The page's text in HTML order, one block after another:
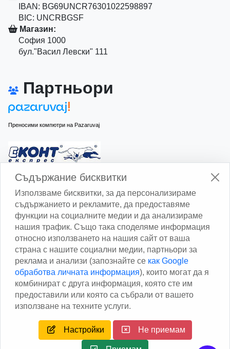
IBAN: BG69UNCR76301022598897
BIC: UNCRBGSF
Магазин:
София 1000
бул."Васил Левски" 111
Партньори
Преносими компютри на Pazaruvaj
Изчисли доставката с Еконт
Изчисли доставката със Спиди
Facebook
Съдържание бисквитки
Използваме бисквитки, за да персонализираме
съдържанието и рекламите, да предоставяме
функции на социалните медии и да анализираме
нашия трафик. Също така споделяме информация
относно използването на нашия сайт от ваша
страна с нашите социални медии, партньори за
реклама и анализи (запознайте се как Google
обработва личната информация), които могат да я
комбинират с друга информация, която сте им
предоставили или която са събрали от вашето
използване на техните услуги.
Настройки Не приемам
Copyright © 2013 - 2026Дейтаком ООДAuthor
rights reserved.